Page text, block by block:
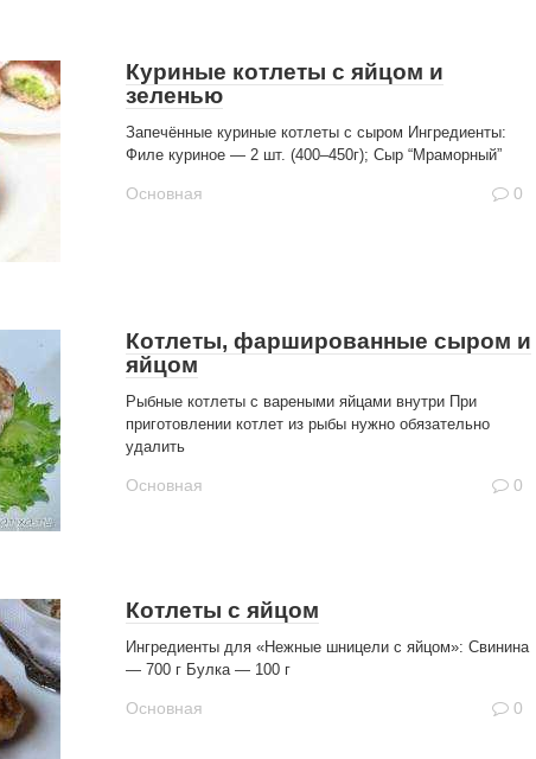
Куриные котлеты с яйцом и
зеленью
Запечённые куриные котлеты с сыром Ингредиенты:
Филе куриное — 2 шт. (400–450г); Сыр “Мраморный”
Основная 0
Котлеты, фаршированные сыром и
яйцом
Рыбные котлеты с вареными яйцами внутри При
приготовлении котлет из рыбы нужно обязательно
удалить
Основная 0
Котлеты с яйцом
Ингредиенты для «Нежные шницели с яйцом»: Свинина
— 700 г Булка — 100 г
Основная 0